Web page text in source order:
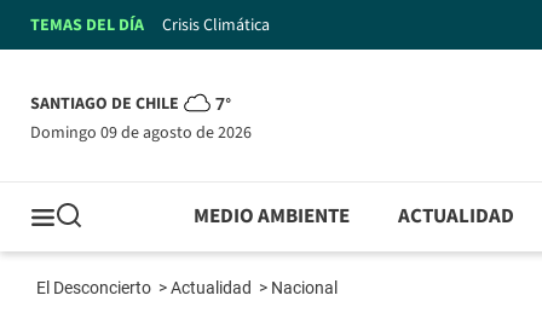
TEMAS DEL DÍA Crisis Climática
SANTIAGO DE CHILE 7°
domingo 09 de agosto de 2026
MEDIO AMBIENTE ACTUALIDAD
El Desconcierto >Actualidad > Nacional